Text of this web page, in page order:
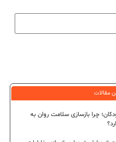
مقالات
چرا بازسازی سلامت روان به